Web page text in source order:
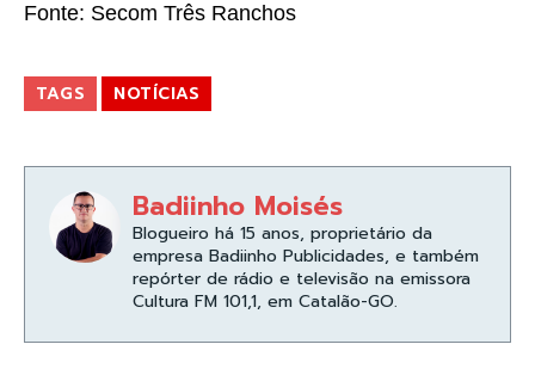
Fonte: Secom Três Ranchos
TAGS NOTÍCIAS
Badiinho Moisés
Blogueiro há 15 anos, proprietário da
empresa Badiinho Publicidades, e também
repórter de rádio e televisão na emissora
Cultura FM 101,1, em Catalão-GO.